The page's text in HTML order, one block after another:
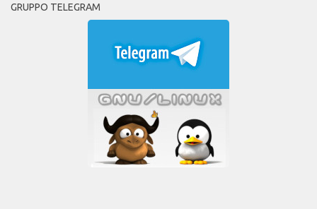
GRUPPO TELEGRAM